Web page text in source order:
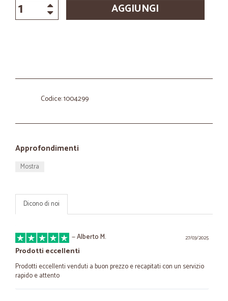
AGGIUNGI
Codice: 1004299
Approfondimenti
Mostra
Dicono di noi
27/03/2025
—Alberto M.
Prodotti eccellenti
Prodotti eccellenti venduti a buon prezzo e recapitati con un servizio
rapido e attento